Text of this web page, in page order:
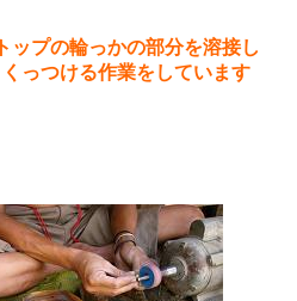
トップの輪っかの部分を溶接し
くっつける作業をしています